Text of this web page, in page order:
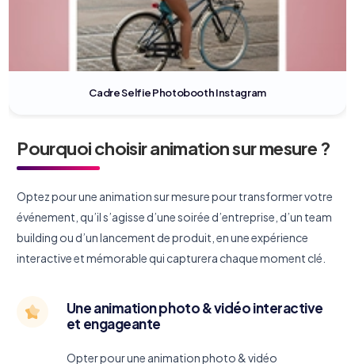
Cadre Selfie Photobooth Instagram
Pourquoi choisir animation sur mesure ?
Optez pour une animation sur mesure pour transformer votre
événement, qu’il s’agisse d’une soirée d’entreprise, d’un team
building ou d’un lancement de produit, en une expérience
interactive et mémorable qui capturera chaque moment clé.
Une animation photo & vidéo interactive
et engageante
Opter pour une animation photo & vidéo